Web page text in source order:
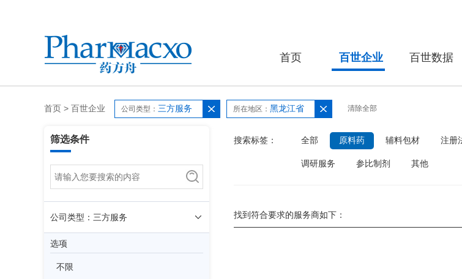
首页 百世企业 百世数据
首页 > 百世企业 公司类型： 三方服务 所在地区： 黑龙江省 清除全部
筛选条件
公司类型：三方服务
选项
不限
搜索标签： 全部 原料药 辅料包材 注册
调研服务 参比制剂 其他
找到符合要求的服务商如下：